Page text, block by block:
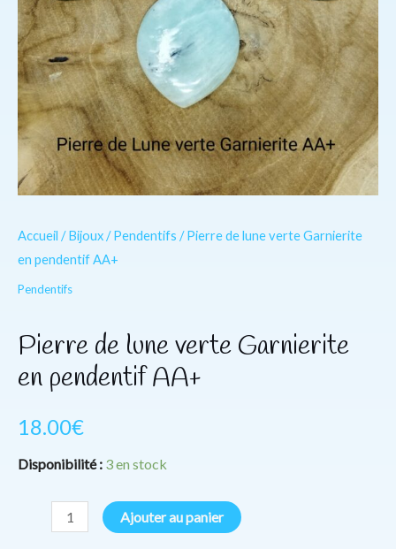
Accueil /Bijoux/Pendentifs / Pierre de lune verte Garnierite
en pendentif AA+
Pendentifs
Pierre de lune verte Garnierite
en pendentif AA+
18.00€
Disponibilité : 3 en stock
Ajouter au panier